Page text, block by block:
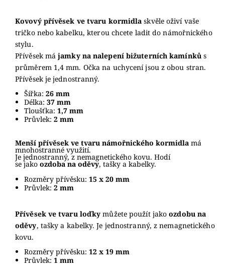
Kovový přívěsek ve tvaru kormidla skvěle oživí vaše
tričko nebo kabelku, kterou chcete ladit do námořnického
stylu.
Přívěsek májamky na nalepení bižuterních kamínkůs
průměrem 1,4 mm. Očka na uchycení jsou z obou stran.
Přívěsek je jednostranný.
Šířka: 26 mm
Délka: 37 mm
Tloušťka: 1,7 mm
Průvlek: 2 mm
Menší přívěsek ve tvaru námořnického kormidla má
mnohostranné využití.
Je jednostranný, z nemagnetického kovu. Hodí
se jako ozdoba na oděvy, tašky a kabelky.
Rozměry přívěsku: 15 x 20 mm
Průvlek: 2 mm
Přívěsek ve tvaru loďky můžete použít jakoozdobu na
oděvy, tašky a kabelky.Je jednostranný, z nemagnetického
kovu.
Rozměry přívěsku: 12 x 19 mm
Průvlek: 1 mm